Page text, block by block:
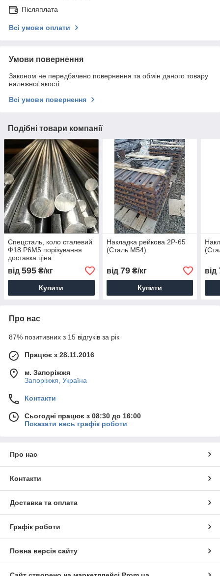
Післяплата
Всі умови оплати
Умови повернення
Законом не передбачено повернення та обмін даного товару
належної якості
Всі умови повернення
Подібні товари компанії
Спецсталь, коло сталевий
Ф18 Р6М5 порізування
доставка ціна
від 595 ₴/кг
Купити
Накладка рейкова 2Р-65
(Сталь М54)
від 79₴/кг
Купити
від
Про нас
87% позитивних з 15 відгуків за рік
Працює з 28.11.2016
м. Запоріжжя
Запоріжжя, Україна
Контакти
Сьогодні працює з 08:30 до 16:00
Показати весь графік роботи
Про нас
Контакти
Доставка та оплата
Графік роботи
Повна версія сайту